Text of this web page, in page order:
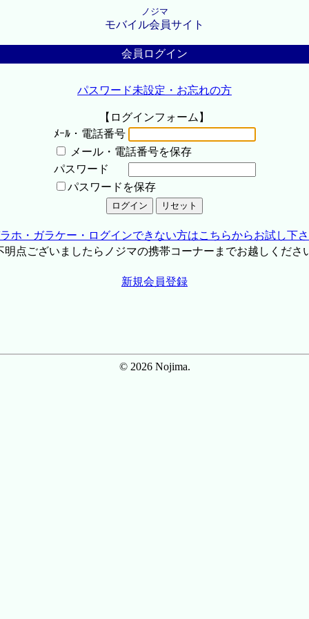
ノジマ
モバイル会員サイト
会員ログイン
パスワード未設定・お忘れの方
【ログインフォーム】
ﾒｰﾙ・電話番号
メール・電話番号を保存
パスワード
パスワードを保存
ホ・ガラケー・ログインできない方はこちらからお試し下
点ございましたらノジマの携帯コーナーまでお越しくださ
新規会員登録
© 2026 Nojima.